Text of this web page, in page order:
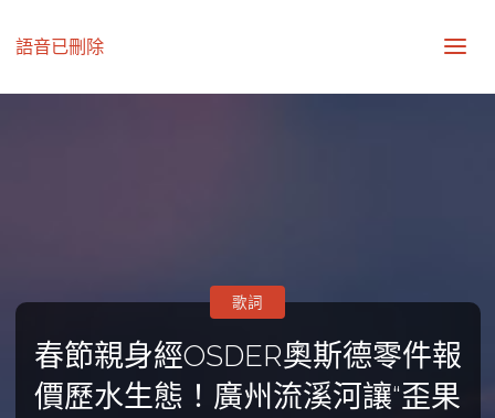
語音已刪除
春節親身經OSDER奧斯德零件報
價歷水生態！廣州流溪河讓“歪果
歌詞